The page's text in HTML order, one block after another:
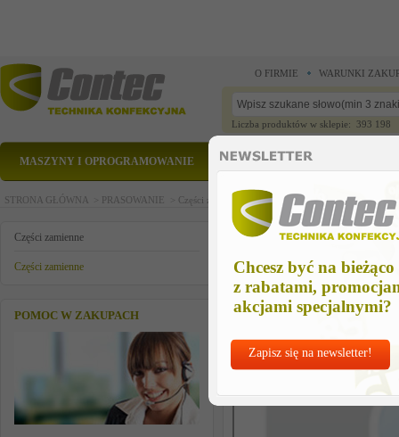
Chcesz być na bieżąco
z rabatami,
akcjami specjalnymi?
Zapisz się na newsletter!
O FIRMIE WARUNKI
Liczba produktów w sklepie: 393 198
MASZYNY I OPROGRAMOWANIE CZĘŚCI ZAMIENNE
STRONA GŁÓWNA > PRASOWANIE > Części zamienne >Części zamienne > belt roller
Części zamienne
Części zamienne
POMOC W ZAKUPACH
belt roller